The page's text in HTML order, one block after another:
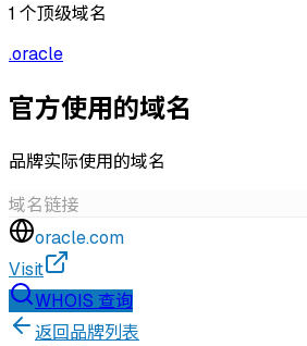
1 个顶级域名
.oracle
官方使用的域名
品牌实际使用的域名
域名链接
oracle.com
Visit
WHOIS 查询
返回品牌列表